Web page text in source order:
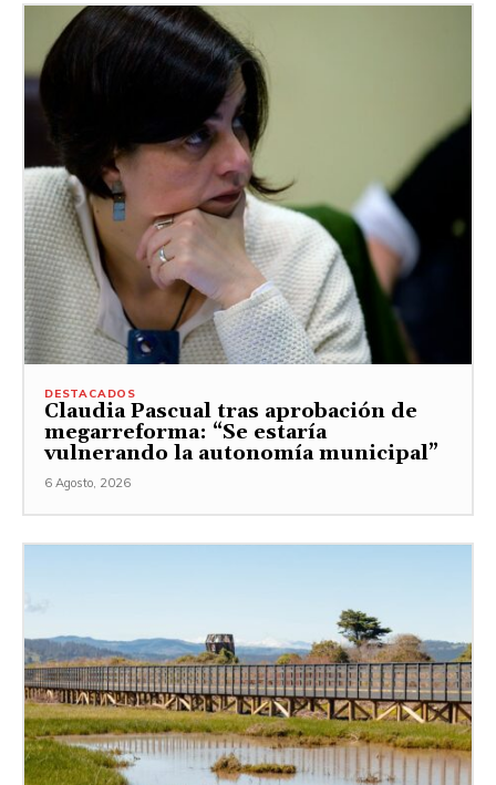
DESTACADOS
Claudia Pascual tras aprobación de
megarreforma: “Se estaría
vulnerando la autonomía municipal”
6 Agosto, 2026